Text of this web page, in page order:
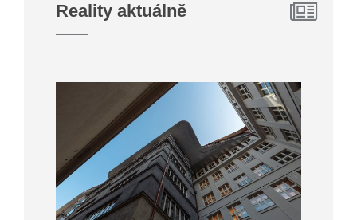
Reality aktuálně